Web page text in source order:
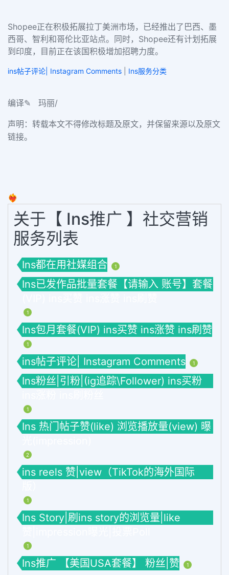
Shopee正在积极拓展拉丁美洲市场，已经推出了巴西、墨
西哥、智利和哥伦比亚站点。同时，Shopee还有计划拓展
到印度，目前正在该国积极增加招聘力度。
ins帖子评论| Instagram Comments Ins服务分类
编译✎ 玛丽/
声明：转载本文不得修改标题及原文，并保留来源以及原文
链接。
❤️‍🔥
关于【 Ins推广 】社交营销
服务列表
Ins都在用社媒组合 1
Ins已发作品批量套餐【请输入 账号】套餐
1
Ins包月套餐(VIP) ins买赞 ins涨赞 ins刷赞
1
ins帖子评论| Instagram Comments 1
Ins粉丝|引粉|(ig追踪\Follower) ins买粉
1
Ins 热门帖子赞(like) 浏览播放量(view) 曝
2
ins reels 赞|view（TikTok的海外国际
1
Ins Story|刷ins story的浏览量|like
1
Ins推广 【美国USA套餐】 粉丝|赞 1